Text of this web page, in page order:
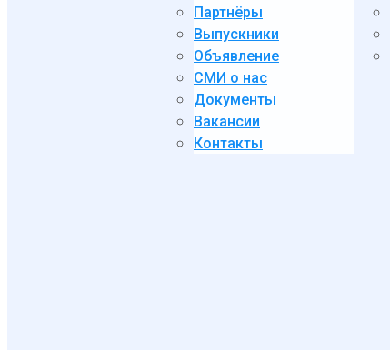
Партнёры
Выпускники
Объявление
СМИ о нас
Документы
Вакансии
Контакты